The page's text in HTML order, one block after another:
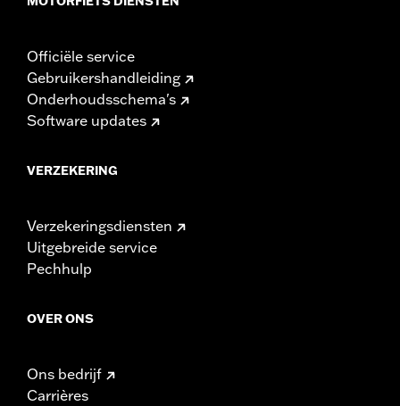
Officiële service
Gebruikershandleiding
Onderhoudsschema's
Software updates
VERZEKERING
Verzekeringsdiensten
Uitgebreide service
Pechhulp
OVER ONS
Ons bedrijf
Carrières